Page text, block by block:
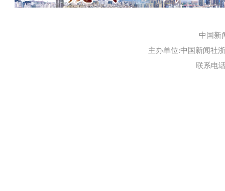
中国新
主办单位:中国新闻社
联系电